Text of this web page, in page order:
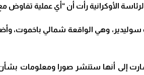
الأوكرانية رأت أن “أي عملية تفاوض
وهي الواقعة شمالي باخموت،
إلى أنها ستنشر صورا ومعلومات